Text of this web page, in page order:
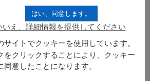
あり、人口は9,983,645人(2012年調査)
国土はカルパティア山脈の麓に広がるカ
の平野部をなしています。ハンガリー平
盆地と呼ばれる国土の中心は、中央を流
て二分され、東には大きな支流のティサ
。国土の西部にはバラトン湖がある。また
ており、公衆浴場が古くから建設・利用
はい、同意します。
いえ、詳細情報を提供してください
イトでクッキーを使用しています。
をクリックすることにより、クッキー
同意したことになります。